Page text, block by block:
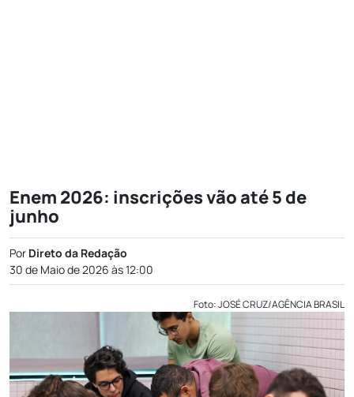
Enem 2026: inscrições vão até 5 de
junho
Por Direto da Redação
30 de Maio de 2026 às 12:00
Foto: JOSÉ CRUZ/AGÊNCIA BRASIL